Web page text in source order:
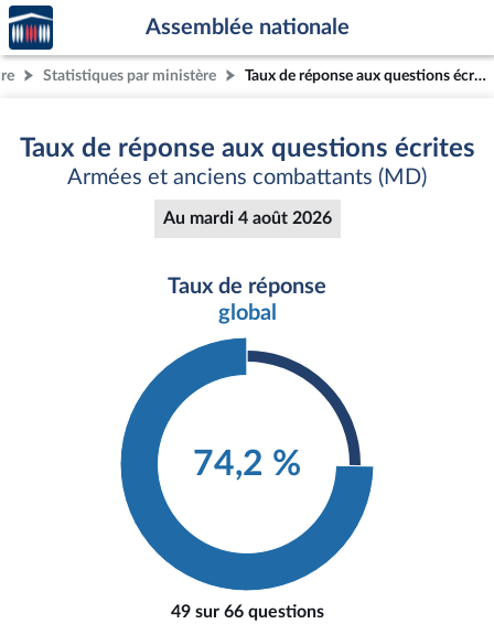
Aller au contenu
Aller en bas de la page
Accèder
à la
page
d'accueil
Assemblée nationale
Statistiques par ministère Taux de réponse aux questions écrites
Taux de réponse aux questions écrites
Armées et anciens combattants (MD)
Au mardi 4 août 2026
Taux de réponse
global
74,2 %
49 sur 66 questions